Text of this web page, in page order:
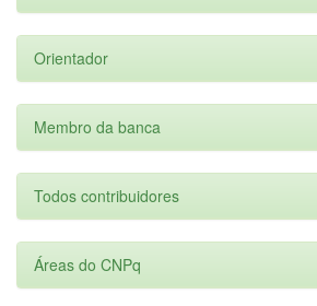
Orientador
Membro da banca
Todos contribuidores
Áreas do CNPq